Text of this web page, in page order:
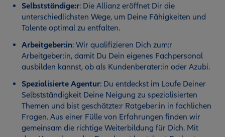
Selbstständige:r: Die Allianz eröffnet Dir die
unterschiedlichsten Wege, um Deine Fähigkeiten und
Talente optimal zu entfalten.
Arbeitgeber:in: Wir qualifizieren Dich zum:r
Arbeitgeber:in, damit Du Dein eigenes Fachpersonal
ausbilden kannst, ob als Kundenberater:in oder Azubi.
Spezialisierte Agentur: Du entdeckst im Laufe Deiner
Selbstständigkeit Deine Neigung zu spezialisierten
Themen und bist geschätzte:r Ratgeber:in in fachlichen
Fragen. Aus einer Fülle von Erfahrungen finden wir
gemeinsam die richtige Weiterbildung für Dich. Mit